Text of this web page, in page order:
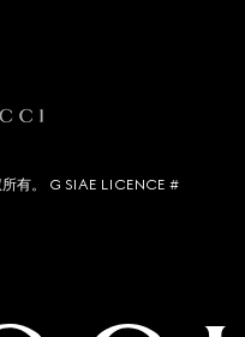
有。 G SIAE LICENCE #